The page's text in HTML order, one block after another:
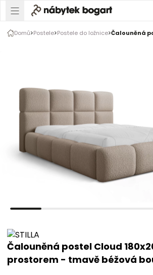
Domů Postele Postele do ložnice Čalouněná
Čalouněná postel Cloud
prostorem - tmavě béžová